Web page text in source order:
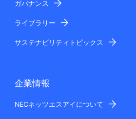
ガバナンス
ライブラリー
サステナビリティトピックス
企業情報
NECネッツエスアイについて